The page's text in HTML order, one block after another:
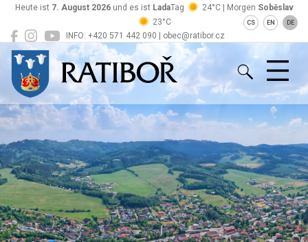
INFO: +420 571 442 090 | obec@ratibor.cz
Heute ist 7. August 2026und es ist LadaTag 24°C | Morgen Soběslav
23°C
CS EN DE
Ratiboř